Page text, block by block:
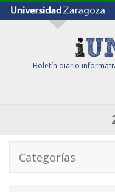
Boletín diario
Categorías